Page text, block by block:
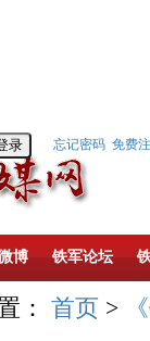
忘记密码 免费
博 铁军论坛
： 首页 >